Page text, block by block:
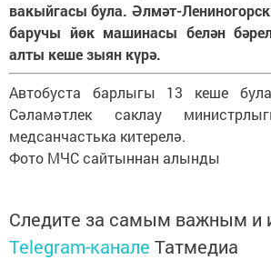
вакыйгасы була. Әлмәт-
баручы йөк машинасы белән
алты кеше зыян күрә.
Автобуста барлыгы 13 кеше
Сәламәтлек саклау
медсанчастька китерелә.
Фото МЧС сайтыннан алынды
Следите за самым важным и
Telegram-канале Татмедиа